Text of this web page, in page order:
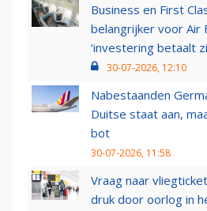
Business en First
belangrijker voor Air
‘investering betaalt
30-07-2026, 12:10
Nabestaanden
Duitse staat aan,
bot
30-07-2026, 11:58
Vraag naar
druk door oorlog in